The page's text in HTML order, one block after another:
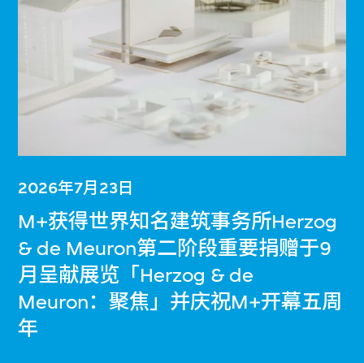
2026年7月23日
M+获得世界知名建筑事务所Herzog
& de Meuron第二阶段重要捐赠于9
月呈献展览「Herzog & de
Meuron：聚焦」并庆祝M+开幕五周
年